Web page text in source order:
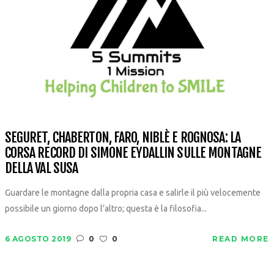
SEGURET, CHABERTON, FARO, NIBLÈ E ROGNOSA: LA
CORSA RECORD DI SIMONE EYDALLIN SULLE MONTAGNE
DELLA VAL SUSA
Guardare le montagne dalla propria casa e salirle il più velocemente
possibile un giorno dopo l’altro; questa è la filosofia...
6 AGOSTO 2019 0 0 READ MORE